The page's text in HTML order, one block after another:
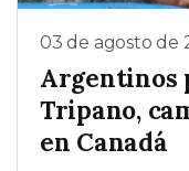
03 de agosto de
Argentinos
Tripano,
en Canadá